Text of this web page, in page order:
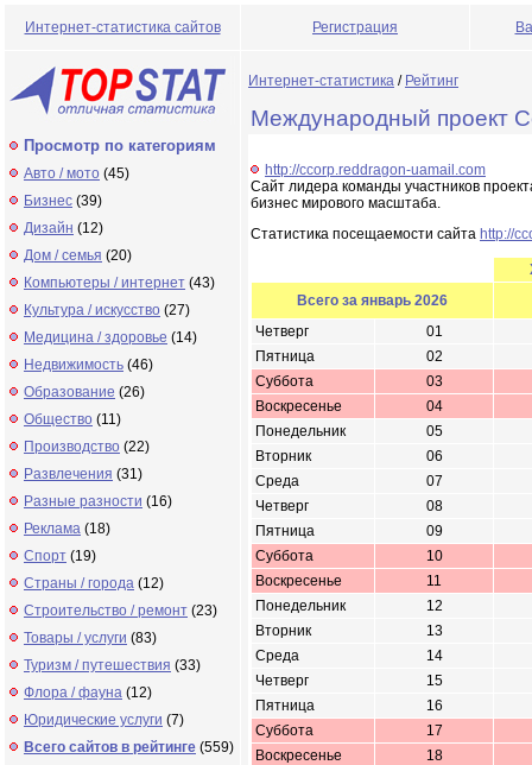
Интернет-статистика сайтов Регистрация
Просмотр по категориям
Авто / мото (45)
Бизнес (39)
Дизайн (12)
Дом / семья (20)
Компьютеры / интернет (43)
Культура / искусство (27)
Медицина / здоровье (14)
Недвижимость (46)
Образование (26)
Общество (11)
Производство (22)
Развлечения (31)
Разные разности (16)
Реклама (18)
Спорт (19)
Страны / города (12)
Строительство / ремонт (23)
Товары / услуги (83)
Туризм / путешествия (33)
Флора / фауна (12)
Юридические услуги (7)
Всего сайтов в рейтинге (559)
Интернет-статистика / Рейтинг
Международный проект
http://ccorp.reddragon-uamail.com
Сайт лидера команды участников
бизнес мирового масштаба.
Статистика посещаемости сайта http://
Всего за январь 2026
Четверг
01
Пятница
02
Суббота
03
Воскресенье
04
Понедельник
05
Вторник
06
Среда
07
Четверг
08
Пятница
09
Суббота
10
Воскресенье
11
Понедельник
12
Вторник
13
Среда
14
Четверг
15
Пятница
16
Суббота
17
Воскресенье
18